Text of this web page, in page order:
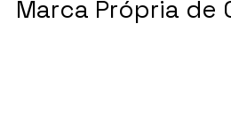
Marca Própria de